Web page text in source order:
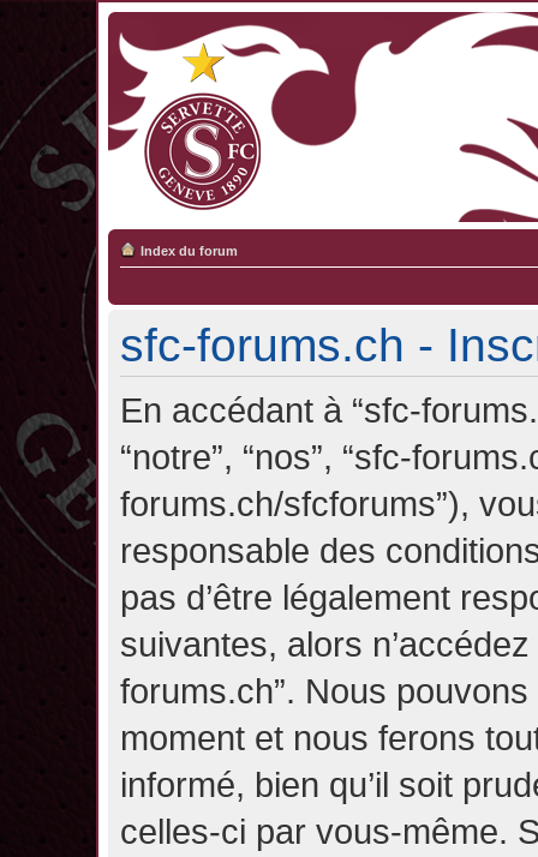
Index du forum
sfc-forums.ch -
En accédant à “sfc-
“notre”, “nos”, “sfc-
forums.ch/sfcforums”),
responsable des
pas d’être légalement
suivantes, alors
forums.ch”. Nous
moment et nous ferons
informé, bien qu’il soit
celles-ci par vous-même.